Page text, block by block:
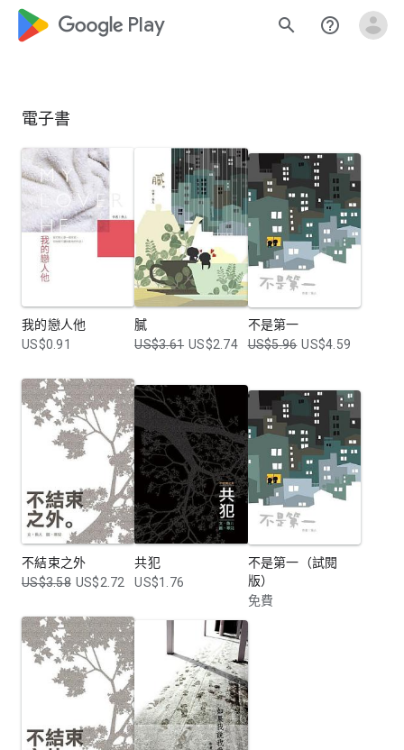
google_logo Play search help_outline
電子書
我的戀人他
US$0.91
膩
US$3.61 US$2.74
不是第一
US$5.96 US$4.59
不結束之外
US$3.58 US$2.72
共犯
US$1.76
不是第一（試閱
版）
免費